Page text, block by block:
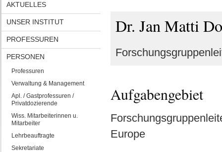
AKTUELLES
UNSER INSTITUT
PROFESSUREN
PERSONEN
Professuren
Verwaltung & Management
Apl. / Gastprofessuren /
Privatdozierende
Wiss. Mitarbeiterinnen u.
Mitarbeiter
Lehrbeauftragte
Sekretariate
Dr. Jan Matti
Aufgabengebiet
Europe